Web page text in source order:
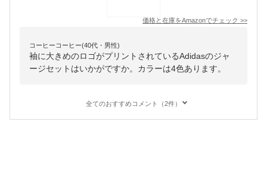
価格と在庫をAmazonでチェック >>
コーヒーコーヒー(40代・男性)
袖に大きめのロゴがプリントされているAdidasのジャ
ージセットはいかがですか。カラーは4色あります。
全てのおすすめコメント（2件）